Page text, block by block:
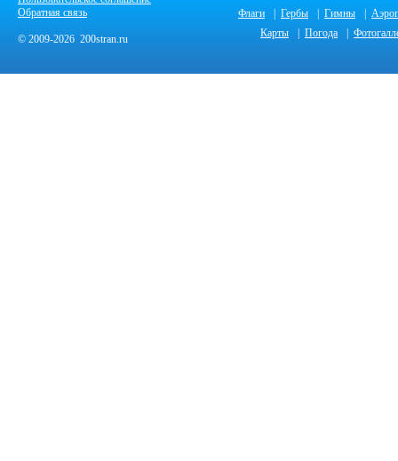
Обратная связь
© 2009-2026 200stran.ru
Флаги Гербы Гимны
Карты
Погода